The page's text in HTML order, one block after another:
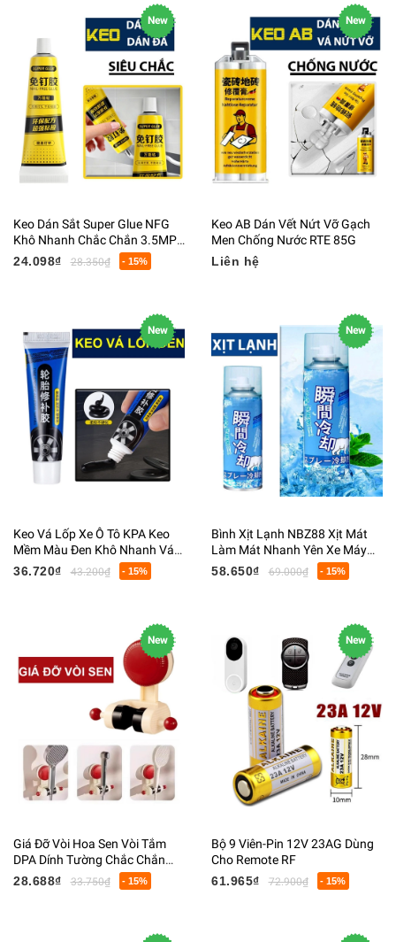
New
Keo Dán Sắt Super Glue NFG
Khô Nhanh Chắc Chắn 3.5MPA
60ML
24.098₫ 28.350₫ - 15%
New
Keo AB Dán Vết Nứt Vỡ Gạch
Men Chống Nước RTE 85G
Liên hệ
New
Keo Vá Lốp Xe Ô Tô KPA Keo
Mềm Màu Đen Khô Nhanh Vá
Lốp Vị Vỡ Nứt 60ML
36.720₫ 43.200₫ - 15%
New
Bình Xịt Lạnh NBZ88 Xịt Mát
Làm Mát Nhanh Yên Xe Máy
Nội Thất Ô Tô Công Nghệ Nhật
58.650₫ 69.000₫ - 15%
New
Giá Đỡ Vòi Hoa Sen Vòi Tắm
DPA Dính Tường Chắc Chắn
Bằng Nhựa 11x12CM
28.688₫ 33.750₫ - 15%
New
Bộ 9 Viên-Pin 12V 23AG Dùng
Cho Remote RF
61.965₫
72.900₫ - 15%